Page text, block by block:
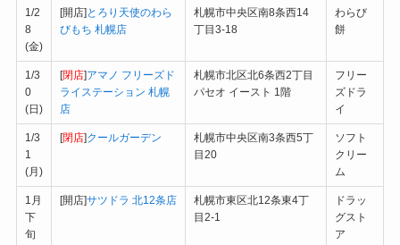
1/2
8
(金)
[開店]とろり天使のわら
びもち 札幌店
札幌市中央区南8条西14
丁目3-18
わらび
餅
1/3
0
(日)
[閉店]アマノ フリーズド
ライステーション 札幌
店
札幌市北区北6条西2丁目
パセオ イースト 1階
フリー
ズドラ
イ
1/3
1
(月)
[閉店]クールガーデン
札幌市中央区南3条西5丁
目20
ソフト
クリー
ム
1月
下
旬
[開店]サツドラ 北12条店
札幌市東区北12条東4丁
目2-1
ドラッ
グスト
ア